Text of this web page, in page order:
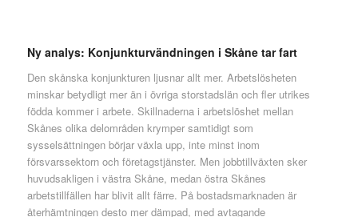
Ny analys: Konjunkturvändningen i Skåne tar fart
Den skånska konjunkturen ljusnar allt mer. Arbetslösheten
minskar betydligt mer än i övriga storstadslän och fler utrikes
födda kommer i arbete. Skillnaderna i arbetslöshet mellan
Skånes olika delområden krymper samtidigt som
sysselsättningen börjar växla upp, inte minst inom
försvarssektorn och företagstjänster. Men jobbtillväxten sker
huvudsakligen i västra Skåne, medan östra Skånes
arbetstillfällen har blivit allt färre. På bostadsmarknaden är
återhämtningen desto mer dämpad, med avtagande